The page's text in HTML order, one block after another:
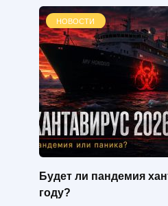
НОВОСТИ
Будет ли пандемия
году?